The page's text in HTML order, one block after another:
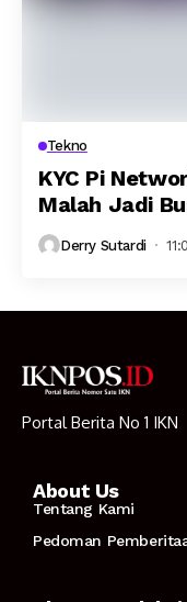
Tekno
KYC Pi
Malah Jadi
Derry Sutardi
Portal Berita No 1 IKN
About Us
Tentang Kami
Pedoman